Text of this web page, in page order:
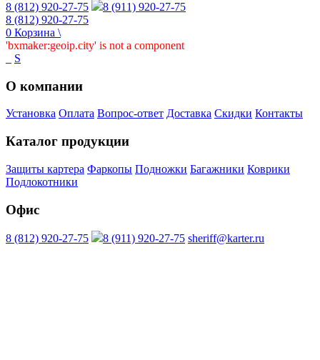
8 (812) 920-27-75
8 (911) 920-27-75
8 (812) 920-27-75
0 Корзина \
'bxmaker:geoip.city' is not a component
S
О компании
Установка Оплата Вопрос-ответ Доставка Скидки Контакты
Каталог продукции
Защиты картера Фаркопы Подножки Багажники Коврики
Подлокотники
Офис
8 (812) 920-27-75 8 (911) 920-27-75 sheriff@karter.ru